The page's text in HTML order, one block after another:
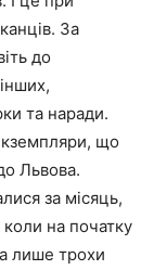
За
до
та наради.
що
Львова.
за місяць,
на початку
лише трохи